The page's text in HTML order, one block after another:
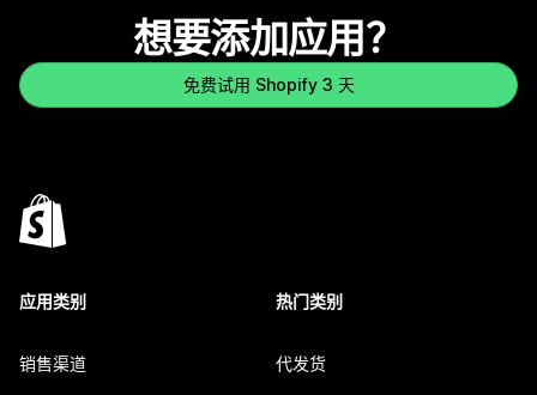
想要添加应用？
免费试用 Shopify 3 天
应用类别
销售渠道
热门类别
代发货